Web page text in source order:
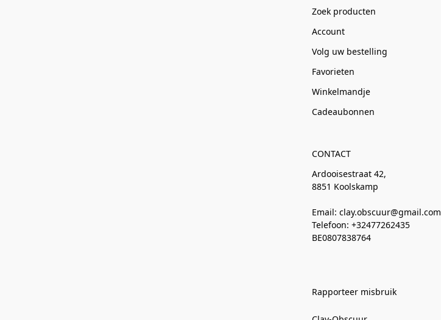
Zoek producten
Account
Volg uw bestelling
Favorieten
Winkelmandje
Cadeaubonnen
CONTACT
Ardooisestraat 42,
8851 Koolskamp
Email: clay.obscuur@gmail.com
Telefoon: +32477262435
BE0807838764
Rapporteer misbruik